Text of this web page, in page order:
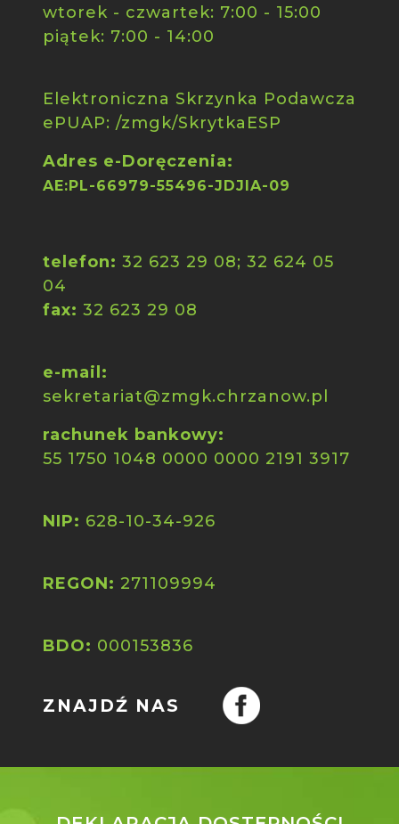
wtorek - czwartek: 7:00 - 15:00
piątek: 7:00 - 14:00
Elektroniczna Skrzynka Podawcza
ePUAP: /zmgk/SkrytkaESP
Adres e-Doręczenia:
AE:PL-66979-55496-JDJIA-09
telefon: 32 623 29 08; 32 624 05
04
fax: 32 623 29 08
e-mail:
sekretariat@zmgk.chrzanow.pl
rachunek bankowy:
55 1750 1048 0000 0000 2191 3917
NIP: 628-10-34-926
REGON: 271109994
BDO: 000153836
ZNAJDŹ NAS